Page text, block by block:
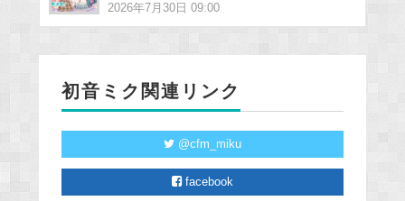
2026年7月30日 09:00
初音ミク関連リンク
@cfm_miku
facebook